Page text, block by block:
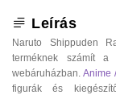
Leírás
Naruto Shippuden
terméknek számít
webáruházban. Anime
figurák és